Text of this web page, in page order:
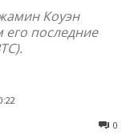
Коуэн
последние
0